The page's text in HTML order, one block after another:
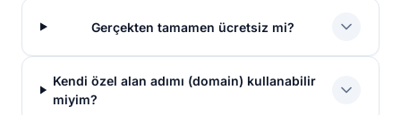
Gerçekten tamamen ücretsiz mi?
Kendi özel alan adımı (domain) kullanabilir
miyim?